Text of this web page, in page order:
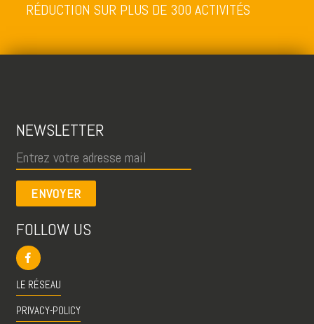
RÉDUCTION SUR PLUS DE 300 ACTIVITÉS
NEWSLETTER
ENVOYER
FOLLOW US
LE RÉSEAU
PRIVACY-POLICY